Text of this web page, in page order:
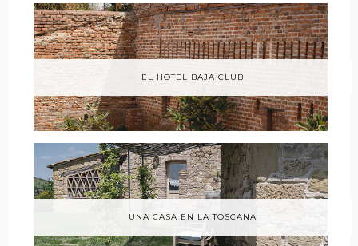
EL HOTEL BAJA CLUB
UNA CASA EN LA TOSCANA